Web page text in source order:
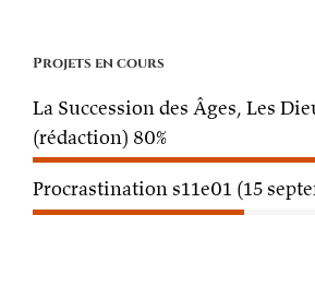
Projets en cours
La Succession des Âges, Les
(rédaction) 80%
Procrastination s11e01 (15